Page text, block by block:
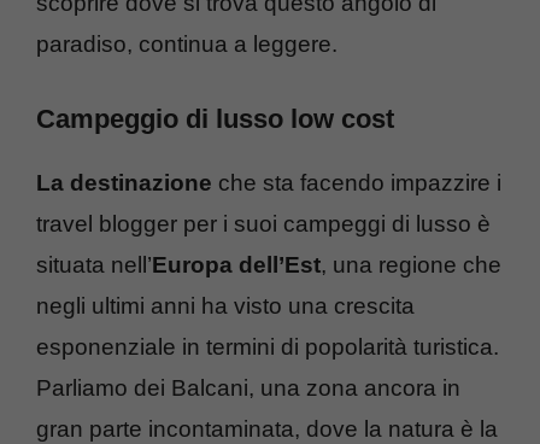
paradiso, continua a leggere.
Campeggio di lusso low cost
La destinazione che sta facendo impazzire i
travel blogger per i suoi campeggi di lusso è
situata nell’Europa dell’Est, una regione che
negli ultimi anni ha visto una crescita
esponenziale in termini di popolarità turistica.
Parliamo dei Balcani, una zona ancora in
gran parte incontaminata, dove la natura è la